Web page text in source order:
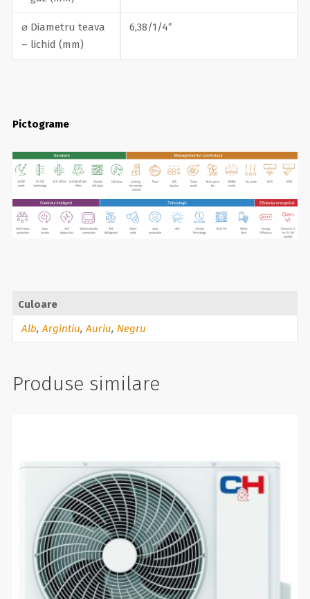
⌀ Diametru teava
– lichid (mm)
6,38/1/4″
Pictograme
Culoare
Alb,Argintiu,Auriu, Negru
Produse similare